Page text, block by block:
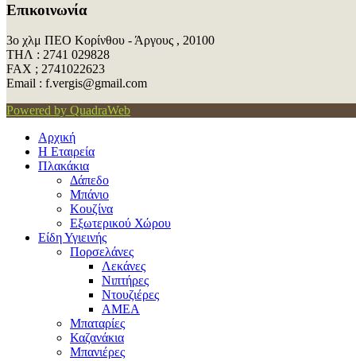
Επικοινωνία
3ο χλμ ΠΕΟ Κορίνθου - Άργους , 20100
ΤΗΛ : 2741 029828
FAX ; 2741022623
Εmail : f.vergis@gmail.com
Powered by QuadraWeb
Αρχική
Η Εταιρεία
Πλακάκια
Δάπεδο
Μπάνιο
Κουζίνα
Εξωτερικού Χώρου
Είδη Υγιεινής
Πορσελάνες
Λεκάνες
Νιπτήρες
Ντουζιέρες
ΑΜΕΑ
Μπαταρίες
Καζανάκια
Μπανιέρες